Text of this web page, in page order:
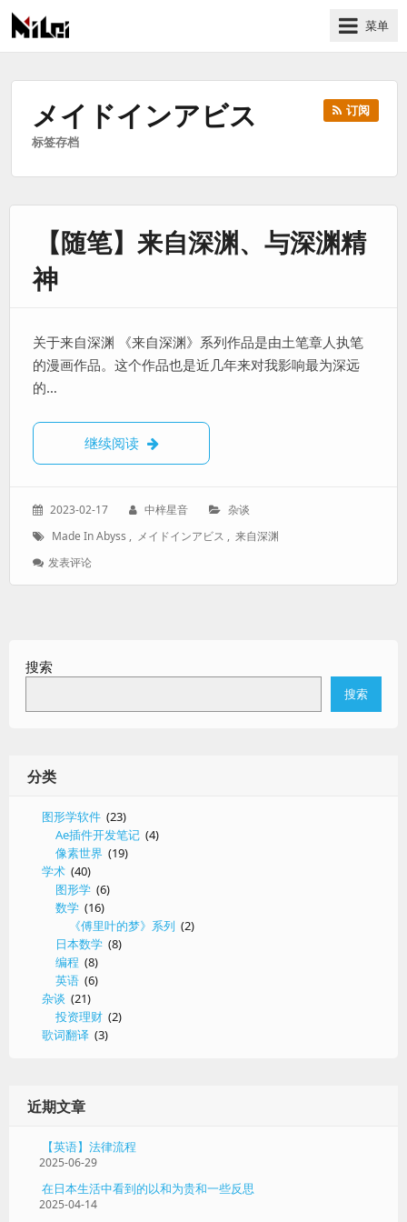
有
技
菜单
メイドインアビス
标签存档
订阅
【随笔】来自深渊、与深渊精
神
关于来自深渊 《来自深渊》系列作品是由土笔章人执笔
的漫画作品。这个作品也是近几年来对我影响最为深远
的…
继续阅读 【随笔】来自深渊、与深渊精神
发
于：
2023-02-17
作
中梓星音
分
杂谈
标
Made In Abyss , メイドインアビス , 来自深渊
发表评论: 【随
深
精
搜索
搜索
分类
图形学软件 (23)
Ae插件开发笔记 (4)
像素世界 (19)
学术 (40)
图形学 (6)
数学 (16)
《傅里叶的梦》系列 (2)
日本数学 (8)
编程 (8)
英语 (6)
杂谈 (21)
投资理财 (2)
歌词翻译 (3)
近期文章
【英语】法律流程
2025-06-29
在日本生活中看到的以和为贵和一些反思
2025-04-14